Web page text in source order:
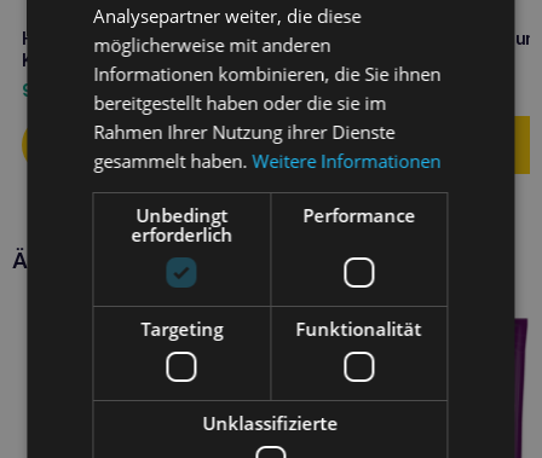
HOLISTA Alga für Hunde und
Katzen 250g Bio
9,50
Holista Taurin für Hunde
11,60
Ähnliche Produkte
Analysepartner weiter, die diese
möglicherweise mit anderen
Informationen kombinieren, die Sie ihnen
bereitgestellt haben oder die sie im
Rahmen Ihrer Nutzung ihrer Dienste
gesammelt haben.Weitere Informationen
Unbedingt
erforderlich
Performance
Targeting Funktionalität
Unklassifizierte